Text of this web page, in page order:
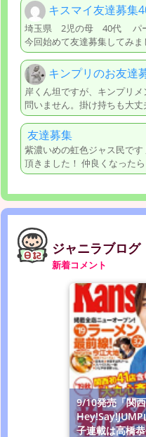
キスマイ友達募集
埼玉県 2児の母 40代 パー
今回始めて友達募集してみま
キンプリのお友達
岸くん坦ですが、キンプリ
問いません。掛け持ちも大丈
友達募集
紫濃いめの虹色ジャス民で
頂きました！ 仲良くなった
ジャニラブログ
新着コメント
9/10発売「関
子連載は高橋